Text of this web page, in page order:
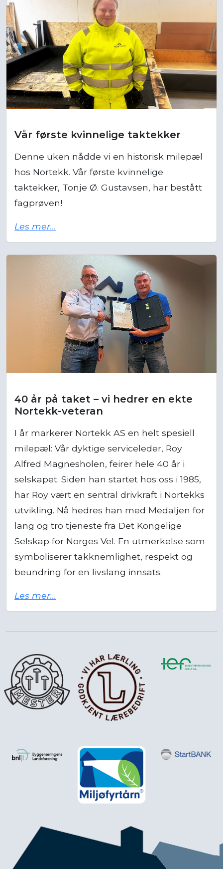
Denne uken nådde vi en historisk milepæl
hos Nortekk. Vår første kvinnelige
taktekker, Tonje Ø. Gustavsen, har bestått
fagprøven!
Les mer...
Nortekk-veteran
I år markerer Nortekk AS en helt spesiell
milepæl: Vår dyktige serviceleder, Roy
Alfred Magnesholen, feirer hele 40 år i
selskapet. Siden han startet hos oss i 1985,
har Roy vært en sentral drivkraft i Nortekks
utvikling. Nå hedres han med Medaljen for
lang og tro tjeneste fra Det Kongelige
Selskap for Norges Vel. En utmerkelse som
symboliserer takknemlighet, respekt og
beundring for en livslang innsats.
Les mer...